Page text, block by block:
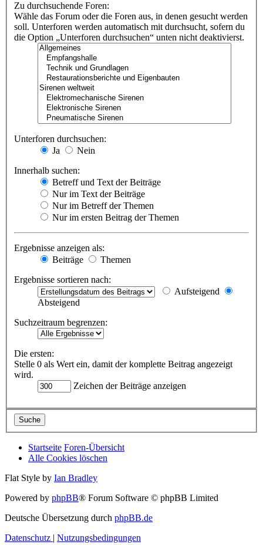
Zu durchsuchende Foren:
Wähle das Forum oder die Foren aus, in denen gesucht werden
soll. Unterforen werden automatisch mit durchsucht, sofern du
die Option „Unterforen durchsuchen“ unten nicht deaktivierst.
Unterforen durchsuchen:
Ja
Nein
Innerhalb suchen:
Betreff und Text der Beiträge
Nur im Text der Beiträge
Nur im Betreff der Themen
Nur im ersten Beitrag der Themen
Ergebnisse anzeigen als:
Beiträge
Themen
Ergebnisse sortieren nach:
Aufsteigend
Absteigend
Suchzeitraum begrenzen:
Die ersten:
Stelle 0 als Wert ein, damit der komplette Beitrag angezeigt
wird.
Zeichen der Beiträge anzeigen
Startseite Foren-Übersicht
Alle Cookies löschen
Flat Style by Ian Bradley
Powered by phpBB® Forum Software © phpBB Limited
Deutsche Übersetzung durch phpBB.de
Datenschutz | Nutzungsbedingungen